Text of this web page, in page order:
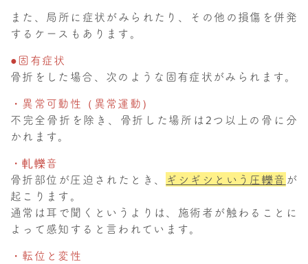
また、局所に症状がみられたり、その他の損傷を併発
するケースもあります。
●固有症状
骨折をした場合、次のような固有症状がみられます。
・異常可動性（異常運動）
不完全骨折を除き、骨折した場所は2つ以上の骨に分
かれます。
・軋轢音
骨折部位が圧迫されたとき、
ギシギシという圧轢音 が
起こります。
通常は耳で聞くというよりは、施術者が触わることに
よって感知すると言われています。
・転位と変性